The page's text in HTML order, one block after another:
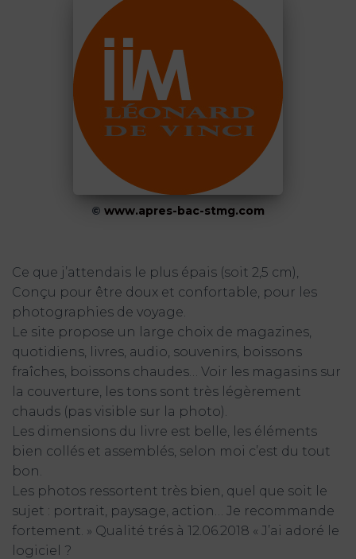
© www.apres-bac-stmg.com
Ce que j’attendais le plus épais (soit 2,5 cm),
Conçu pour être doux et confortable, pour les
photographies de voyage.
Le site propose un large choix de magazines,
quotidiens, livres, audio, souvenirs, boissons
fraîches, boissons chaudes… Voir les magasins sur
la couverture, les tons sont très légèrement
chauds (pas visible sur la photo).
Les dimensions du livre est belle, les éléments
bien collés et assemblés, selon moi c’est du tout
bon.
Les photos ressortent très bien, quel que soit le
sujet : portrait, paysage, action… Je recommande
fortement. » Qualité trés à 12.06.2018 « J’ai adoré le
logiciel ?